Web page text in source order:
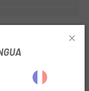
BATTERIA ESTERNA,